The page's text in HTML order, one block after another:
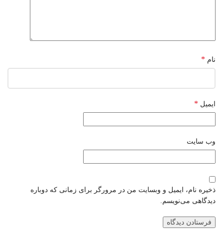
نام *
ایمیل *
وب‌ سایت
ذخیره نام، ایمیل و وبسایت من در مرورگر برای زمانی که دوباره
دیدگاهی می‌نویسم.